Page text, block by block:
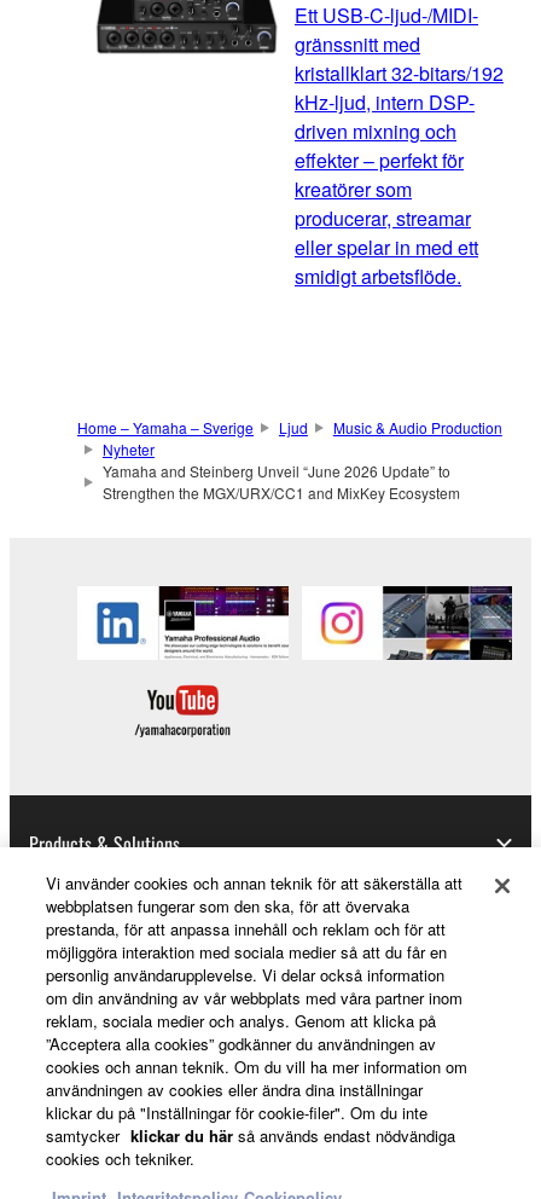
Ett USB-C-ljud-/MIDI-
gränssnitt med
kristallklart 32-bitars/192
kHz-ljud, intern DSP-
driven mixning och
effekter – perfekt för
kreatörer som
producerar, streamar
eller spelar in med ett
smidigt arbetsflöde.
Home – Yamaha – Sverige Ljud
Music & Audio Production
Nyheter
Yamaha and Steinberg Unveil “June 2026 Update” to
Strengthen the MGX/URX/CC1 and MixKey Ecosystem
Products & Solutions
News
About Yamaha
Sverige - English
Consumer
Vi använder cookies och annan teknik för att säkerställa att
webbplatsen fungerar som den ska, för att övervaka
prestanda, för att anpassa innehåll och reklam och för att
möjliggöra interaktion med sociala medier så att du får en
personlig användarupplevelse. Vi delar också information
om din användning av vår webbplats med våra partner inom
reklam, sociala medier och analys. Genom att klicka på
”Acceptera alla cookies” godkänner du användningen av
cookies och annan teknik. Om du vill ha mer information om
användningen av cookies eller ändra dina inställningar
klickar du på "Inställningar för cookie-filer". Om du inte
samtycker klickar du här så används endast nödvändiga
cookies och tekniker.